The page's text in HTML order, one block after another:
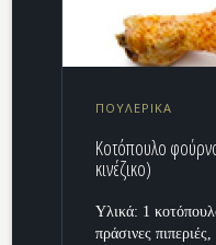
ΠΟΥΛΕΡΙΚΑ
Κοτόπουλο
κινέζικο)
Υλικά: 1
πράσινες